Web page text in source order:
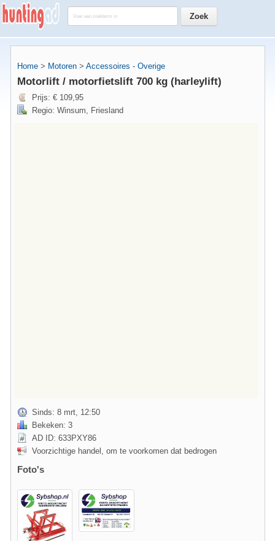
Home > Motoren > Accessoires - Overige
Motorlift / motorfietslift 700 kg (harleylift)
Prijs: € 109,95
Regio: Winsum, Friesland
Sinds: 8 mrt, 12:50
Bekeken: 3
AD ID: 633PXY86
Voorzichtige handel, om te voorkomen dat bedrogen
Foto's